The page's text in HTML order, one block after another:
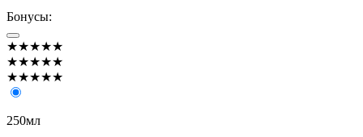
Бонусы:
★★★★★
★★★★★
★★★★★
250мл